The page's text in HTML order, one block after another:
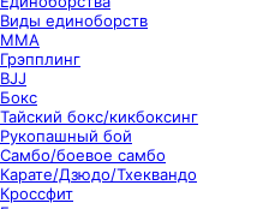
Виды единоборств
ММА
Грэпплинг
BJJ
Бокс
Тайский бокс/кикбоксинг
Рукопашный бой
Самбо/боевое самбо
Карате/Дзюдо/Тхеквандо
Кроссфит